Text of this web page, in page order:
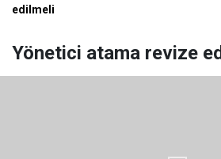
edilmeli
Yönetici atama revize